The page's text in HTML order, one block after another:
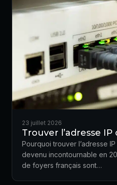
23 juillet 2026
Trouver l’adresse IP
Pourquoi trouver l’adresse
devenu incontournable en
de foyers français sont…